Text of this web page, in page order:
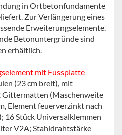
in Ortbetonfundamente
Zur Verlängerung eines
Erweiterungselemente.
Betonuntergründe sind
erhältlich.
mit Fussplatte
(23 cm breit), mit
(Maschenweite
Element feuerverzinkt nach
16 Stück Universalklemmen
V2A; Stahldrahtstärke